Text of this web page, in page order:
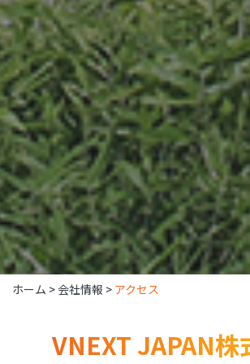
ホーム > 会社情報 > アクセス
VNEXT JAPAN株